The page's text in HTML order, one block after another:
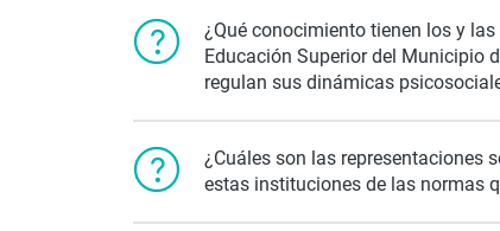
¿Qué conocimiento tienen los y
Educación Superior del Municipio
regulan sus dinámicas
¿Cuáles son las representaciones
estas instituciones de las normas